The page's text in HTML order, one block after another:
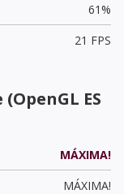
61%
21 FPS
ES
MÁXIMA!
MÁXIMA!